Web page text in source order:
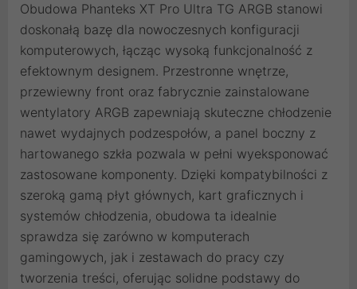
Obudowa Phanteks XT Pro Ultra TG ARGB stanowi
doskonałą bazę dla nowoczesnych konfiguracji
komputerowych, łącząc wysoką funkcjonalność z
efektownym designem. Przestronne wnętrze,
przewiewny front oraz fabrycznie zainstalowane
wentylatory ARGB zapewniają skuteczne chłodzenie
nawet wydajnych podzespołów, a panel boczny z
hartowanego szkła pozwala w pełni wyeksponować
zastosowane komponenty. Dzięki kompatybilności z
szeroką gamą płyt głównych, kart graficznych i
systemów chłodzenia, obudowa ta idealnie
sprawdza się zarówno w komputerach
gamingowych, jak i zestawach do pracy czy
tworzenia treści, oferując solidne podstawy do